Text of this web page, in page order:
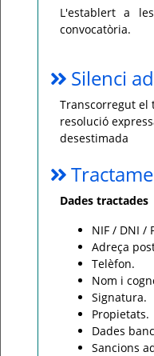
L'establert a
convocatòria.
Silenci
Transcorregut el
resolució
desestimada
Dades tractades
NIF / DNI /
Adreça
Telèfon.
Nom i
Signatura.
Propietats.
Dades
Sancions